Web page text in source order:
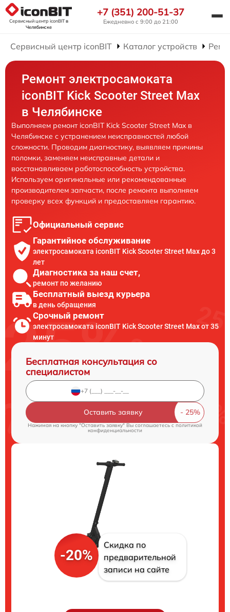
Сервисный центр iconBITв
Челябинске
+7 (351) 200-51-37
Ежедневно с 9:00 до 21:00
Сервисный центр iconBIT Каталог устройств
Ремонт электросамоката
iconBIT Kick Scooter Street Max
в Челябинске
Выполняем ремонт iconBIT Kick Scooter Street Max в
Челябинске с устранением неисправностей любой
сложности. Проводим диагностику, выявляем причины
поломки, заменяем неисправные детали и
восстанавливаем работоспособность устройства.
Используем оригинальные или рекомендованные
производителем запчасти, после ремонта выполняем
проверку всех функций и предоставляем гарантию.
Официальный сервис
Гарантийное обслуживание
электросамоката iconBIT Kick Scooter Street Max до 3
лет
Диагностика за наш счет,
ремонт по желанию
Бесплатный выезд курьера
в день обращения
Срочный ремонт
электросамоката iconBIT Kick Scooter Street Max от 35
минут
Бесплатная консультация со
специалистом
Оставить заявку
Нажимая на кнопку "Оставить заявку" Вы соглашаетесь cполитикой
конфиденциальности
-20%
Скидка по
предварительной
записи на сайте